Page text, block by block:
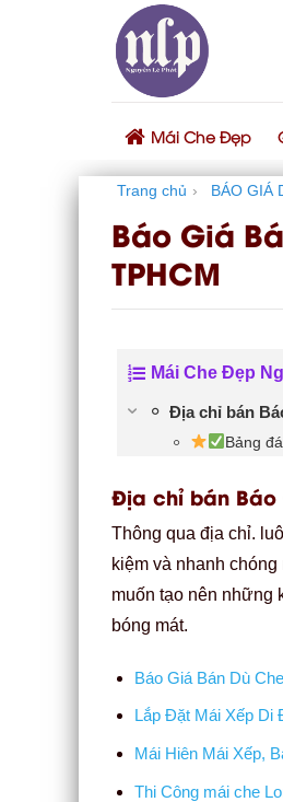
Mái Che Đẹp
Trang chủ › BÁO GIÁ
Báo Giá
TPHCM
Mái Che Đẹp
Địa chỉ bán
Bảng
Địa chỉ bán Báo
Thông qua địa chỉ.
kiệm và nhanh
muốn tạo nên những
bóng mát.
Báo Giá Bán Dù
Lắp Đặt Mái Xếp Di
Mái Hiên Mái Xếp,
Thi Công mái che